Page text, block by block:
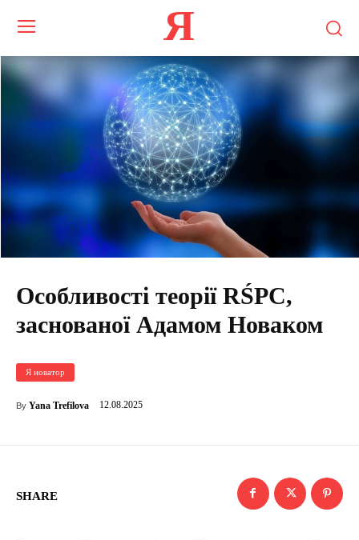
Я
Особливості теорії RŚPC,
заснованої Адамом Новаком
Я новатор
By Yana Trefilova 12.08.2025
SHARE